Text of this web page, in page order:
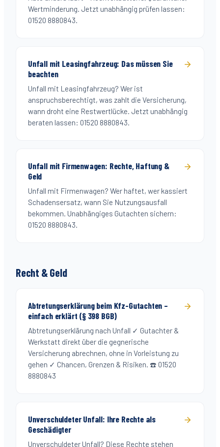
Wertminderung. Jetzt unabhängig prüfen lassen:
01520 8880843.
Unfall mit Leasingfahrzeug: Das müssen Sie
beachten
Unfall mit Leasingfahrzeug? Wer ist
anspruchsberechtigt, was zahlt die Versicherung,
wann droht eine Restwertlücke. Jetzt unabhängig
beraten lassen: 01520 8880843.
Unfall mit Firmenwagen: Rechte, Haftung &
Geld
Unfall mit Firmenwagen? Wer haftet, wer kassiert
Schadensersatz, wann Sie Nutzungsausfall
bekommen. Unabhängiges Gutachten sichern:
01520 8880843.
Recht & Geld
Abtretungserklärung beim Kfz-Gutachten –
einfach erklärt (§ 398 BGB)
Abtretungserklärung nach Unfall ✓ Gutachter &
Werkstatt direkt über die gegnerische
Versicherung abrechnen, ohne in Vorleistung zu
gehen ✓ Chancen, Grenzen & Risiken. ☎️ 01520
8880843
Unverschuldeter Unfall: Ihre Rechte als
Geschädigter
Unverschuldeter Unfall? Diese Rechte stehen